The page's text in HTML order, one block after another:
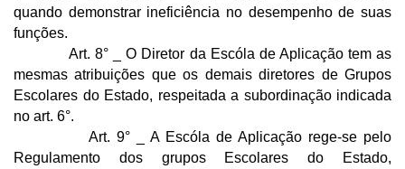
quando demonstrar ineficiência no desempenho de suas
funções.
Art. 8° ­_ O Diretor da Escóla de Aplicação tem as
mesmas atribuições que os demais diretores de Grupos
Escolares do Estado, respeitada a subordinação indicada
no art. 6°.
Art. 9° _ A Escóla de Aplicação rege-se pelo
Regulamento dos grupos Escolares do Estado,